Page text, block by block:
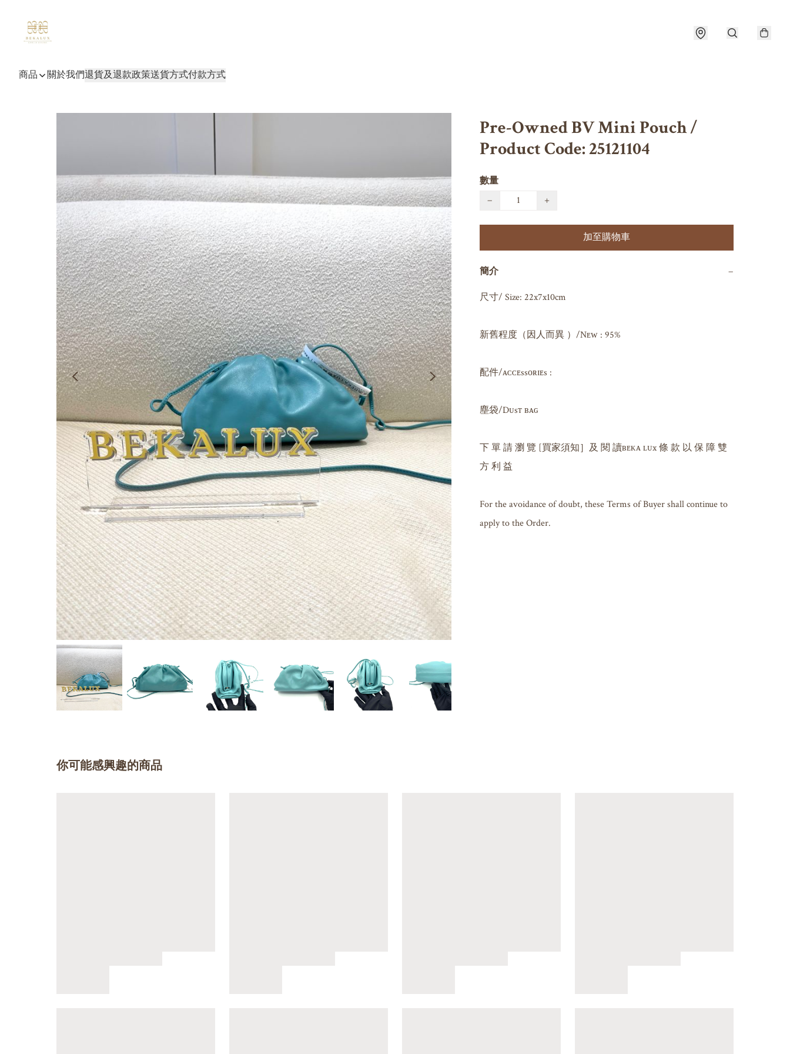
商品 關於我們退貨及退款政策送貨方式付款方式
Pre-Owned BV Mini Pouch /
Product Code: 25121104
數量
−
+
加至購物車
簡介 −
尺寸/ Size: 22x7x10cm
新舊程度（因人而異 ）/Nᴇᴡ : 95%
配件/ᴀᴄᴄᴇssᴏʀɪᴇs :
塵袋/Dᴜsᴛ ʙᴀɢ
下 單 請 瀏 覽 [買家須知］及 閱 讀ʙᴇᴋᴀ ʟᴜx 條 款 以 保 障 雙
方 利 益
For the avoidance of doubt, these Terms of Buyer shall continue to
你可能感興趣的商品